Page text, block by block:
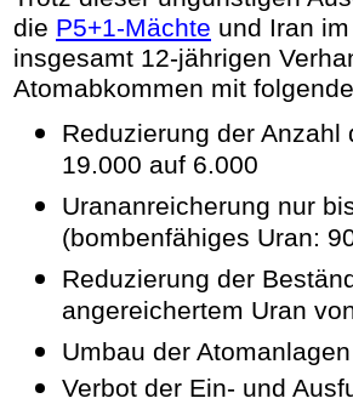
die P5+1-Mächte und Iran
insgesamt 12-jährigen
Atomabkommen mit
Reduzierung der
19.000 auf 6.000
Urananreicherung nur
(bombenfähiges Uran:
Reduzierung der
angereichertem Uran
Umbau der
Verbot der Ein- und